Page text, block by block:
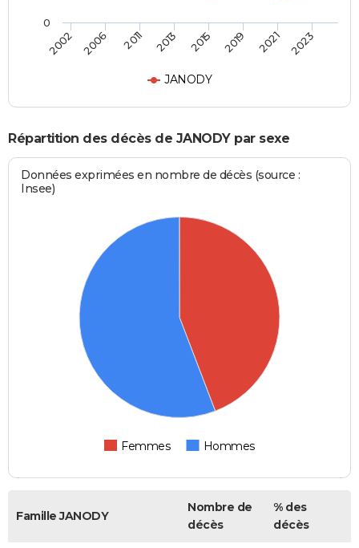
JANODY
2002 2006 2011 2013 2015 2019 2021 2023
0
Répartition des décès de JANODY par sexe
Données exprimées en nombre de décès (source :
Insee)
Femmes Hommes
Famille JANODY
Nombre de
décès
% des
décès